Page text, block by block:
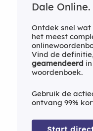
Dale Online.
Ontdek snel wat
het meest
Vind de
geamendeerd
woordenboek.
Gebruik de
ontvang 99%